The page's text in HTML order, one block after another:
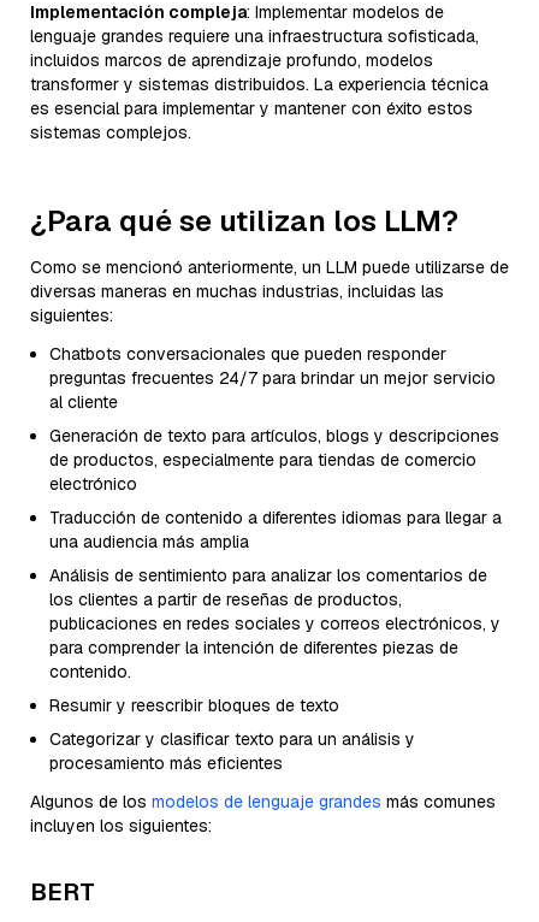
Implementación compleja: Implementar modelos de
lenguaje grandes requiere una infraestructura sofisticada,
incluidos marcos de aprendizaje profundo, modelos
transformer y sistemas distribuidos. La experiencia técnica
es esencial para implementar y mantener con éxito estos
sistemas complejos.
¿Para qué se utilizan los LLM?
Como se mencionó anteriormente, un LLM puede utilizarse de
diversas maneras en muchas industrias, incluidas las
siguientes:
Chatbots conversacionales que pueden responder
preguntas frecuentes 24/7 para brindar un mejor servicio
al cliente
Generación de texto para artículos, blogs y descripciones
de productos, especialmente para tiendas de comercio
electrónico
Traducción de contenido a diferentes idiomas para llegar a
una audiencia más amplia
Análisis de sentimiento para analizar los comentarios de
los clientes a partir de reseñas de productos,
publicaciones en redes sociales y correos electrónicos, y
para comprender la intención de diferentes piezas de
contenido.
Resumir y reescribir bloques de texto
Categorizar y clasificar texto para un análisis y
procesamiento más eficientes
Algunos de los modelos de lenguaje grandes más comunes
incluyen los siguientes:
BERT